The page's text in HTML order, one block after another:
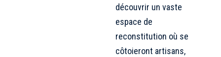
découvrir un vaste
espace de
reconstitution où se
côtoieront artisans,